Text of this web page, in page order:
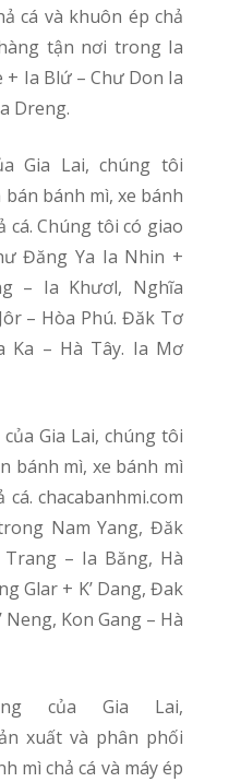
cá và khuôn ép chả
tận nơi trong Ia
+ Ia Blứ – Chư Don Ia
Dreng.
bán bánh mì, xe bánh
cá. Chúng tôi có giao
Đăng Ya Ia Nhin +
– Ia Khươl, Nghĩa
– Hòa Phú. Đăk Tơ
Ka – Hà Tây. Ia Mơ
bánh mì, xe bánh mì
chacabanhmi.com
Nam Yang, Đăk
– Ia Băng, Hà
Glar + K’ Dang, Đak
Neng, Kon Gang – Hà
xuất và phân phối
mì chả cá và máy ép